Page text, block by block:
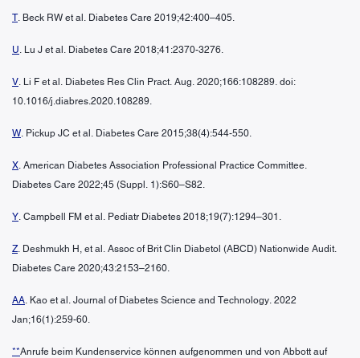
T. Beck RW et al. Diabetes Care 2019;42:400–405.
U. Lu J et al. Diabetes Care 2018;41:2370-3276.
V. Li F et al. Diabetes Res Clin Pract. Aug. 2020;166:108289. doi:
10.1016/j.diabres.2020.108289.
W. Pickup JC et al. Diabetes Care 2015;38(4):544-550.
X. American Diabetes Association Professional Practice Committee.
Diabetes Care 2022;45 (Suppl. 1):S60–S82.
Y. Campbell FM et al. Pediatr Diabetes 2018;19(7):1294–301.
Z. Deshmukh H, et al. Assoc of Brit Clin Diabetol (ABCD) Nationwide Audit.
Diabetes Care 2020;43:2153–2160.
AA. Kao et al. Journal of Diabetes Science and Technology. 2022
Jan;16(1):259-60.
**Anrufe beim Kundenservice können aufgenommen und von Abbott auf